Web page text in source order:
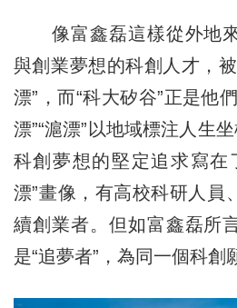
像富鑫磊這樣從外地來
與創業夢想的科創人才，
漂”，而“科大矽谷”正是他
漂”“滬漂”以地域標注人生
科創夢想的堅定追求寫在
漂”畫像，有高校科研人員
續創業者。但如富鑫磊所
是“追夢者”，為同一個科創